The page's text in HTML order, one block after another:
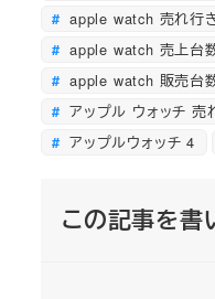
apple watch 売れ行
apple watch 売上台
apple watch 販売台
アップル ウォッチ 売
アップルウォッチ 4
この記事を書